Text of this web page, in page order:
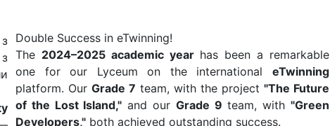
з
Double Success in eTwinning!
The 2024–2025 academic yearhas been a remarkable
one for our Lyceum on the international eTwinning
platform. Our Grade 7 team, with the project "The Future
of the Lost Island," and our Grade 9 team, with"Green
Developers," both achieved outstanding success.